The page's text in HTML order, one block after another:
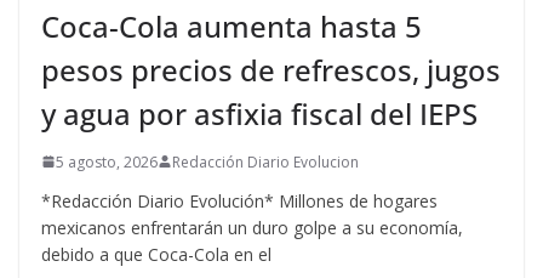
Coca-Cola aumenta hasta 5
pesos precios de refrescos, jugos
y agua por asfixia fiscal del IEPS
5 agosto, 2026 Redacción Diario Evolucion
*Redacción Diario Evolución* Millones de hogares
mexicanos enfrentarán un duro golpe a su economía,
debido a que Coca-Cola en el